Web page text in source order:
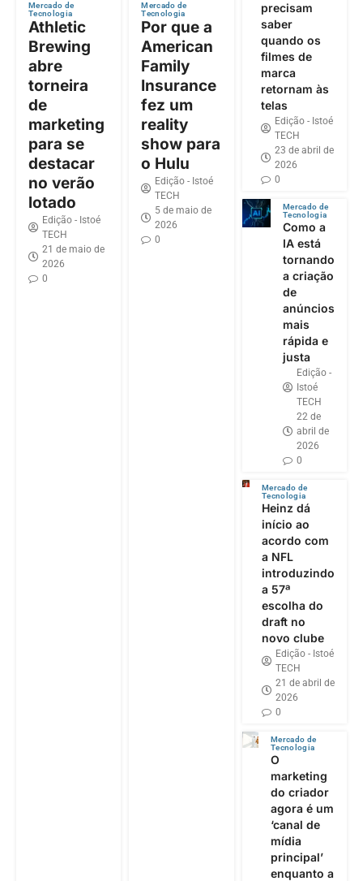
Mercado de
Tecnologia
Athletic
Brewing
abre
torneira
de
marketing
para se
destacar
no verão
lotado
Edição - Istoé
TECH
21 de maio de
2026
0
Mercado de
Tecnologia
Por que a
American
Family
Insurance
fez um
reality
show para
o Hulu
Edição - Istoé
TECH
5 de maio de
2026
0
precisam
saber
quando os
filmes de
marca
retornam às
telas
Edição - Istoé
TECH
23 de abril de
2026
0
Mercado de
Tecnologia
Como a
IA está
tornando
a criação
de
anúncios
mais
rápida e
justa
Edição -
Istoé
TECH
22 de
abril de
2026
0
Mercado de
Tecnologia
Heinz dá
início ao
acordo com
a NFL
introduzindo
a 57ª
escolha do
draft no
novo clube
Edição - Istoé
TECH
21 de abril de
2026
0
Mercado de
Tecnologia
O
marketing
do criador
agora é um
‘canal de
mídia
principal’
enquanto a